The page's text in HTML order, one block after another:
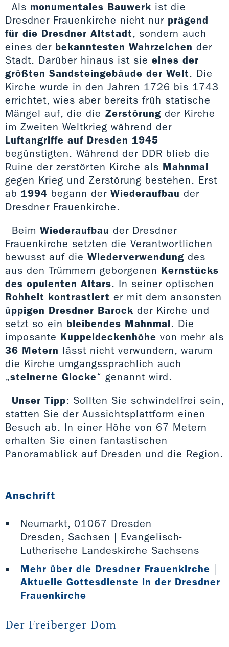
Als monumentales Bauwerk ist die
Dresdner Frauenkirche nicht nur prägend
für die Dresdner Altstadt, sondern auch
eines der bekanntesten Wahrzeichen der
Stadt. Darüber hinaus ist sie eines der
größten Sandsteingebäude der Welt. Die
Kirche wurde in den Jahren 1726 bis 1743
errichtet, wies aber bereits früh statische
Mängel auf, die die Zerstörung der Kirche
im Zweiten Weltkrieg während der
Luftangriffe auf Dresden 1945
begünstigten. Während der DDR blieb die
Ruine der zerstörten Kirche als Mahnmal
gegen Krieg und Zerstörung bestehen. Erst
ab 1994 begann der Wiederaufbau der
Dresdner Frauenkirche.
Beim Wiederaufbau der Dresdner
Frauenkirche setzten die Verantwortlichen
bewusst auf die Wiederverwendung des
aus den Trümmern geborgenen Kernstücks
des opulenten Altars. In seiner optischen
Rohheit kontrastiert er mit dem ansonsten
üppigen Dresdner Barock der Kirche und
setzt so ein bleibendes Mahnmal. Die
imposante Kuppeldeckenhöhe von mehr als
36 Metern lässt nicht verwundern, warum
die Kirche umgangssprachlich auch
„steinerne Glocke“ genannt wird.
Unser Tipp: Sollten Sie schwindelfrei sein,
statten Sie der Aussichtsplattform einen
Besuch ab. In einer Höhe von 67 Metern
erhalten Sie einen fantastischen
Panoramablick auf Dresden und die Region.
Anschrift
Neumarkt, 01067 Dresden
Dresden, Sachsen | Evangelisch-
Lutherische Landeskirche Sachsens
Mehr über die Dresdner Frauenkirche
Aktuelle Gottesdienste in der Dresdner
Frauenkirche
Der Freiberger Dom